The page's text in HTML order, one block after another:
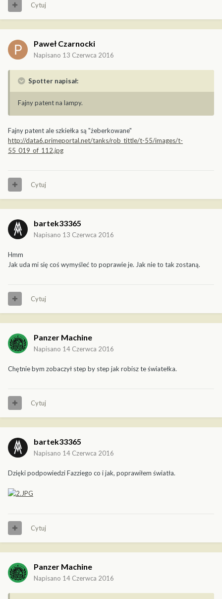
Cytuj
Paweł Czarnocki
Napisano 13 Czerwca 2016
Spotter napisał:
Fajny patent na lampy.
Fajny patent ale szkiełka są "żeberkowane"
http://data6.primeportal.net/tanks/rob_tittle/t-55/images/t-
55_019_of_112.jpg
Cytuj
bartek33365
Napisano 13 Czerwca 2016
Hmm
Jak uda mi się coś wymyśleć to poprawie je. Jak nie to tak zostaną.
Cytuj
Panzer Machine
Napisano 14 Czerwca 2016
Chętnie bym zobaczył step by step jak robisz te światełka.
Cytuj
bartek33365
Napisano 14 Czerwca 2016
Dzięki podpowiedzi Fazziego co i jak, poprawiłem światła.
Cytuj
Panzer Machine
Napisano 14 Czerwca 2016